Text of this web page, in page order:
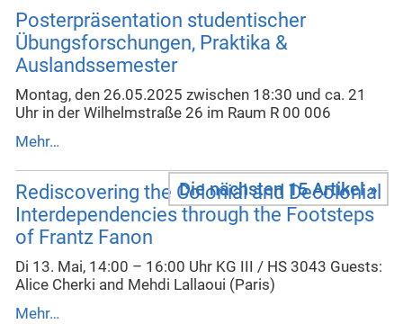
Posterpräsentation studentischer
Übungsforschungen, Praktika &
Auslandssemester
Montag, den 26.05.2025 zwischen 18:30 und ca. 21
Uhr in der Wilhelmstraße 26 im Raum R 00 006
Mehr…
Rediscovering the Colonial and Decolonial
Interdependencies through the Footsteps
of Frantz Fanon
Di 13. Mai, 14:00 – 16:00 Uhr KG III / HS 3043 Guests:
Alice Cherki and Mehdi Lallaoui (Paris)
Mehr…
Die nächsten 15 Artikel »